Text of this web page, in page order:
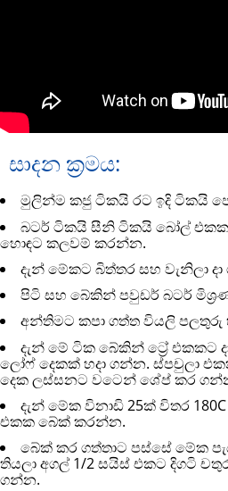
සාදන ක්‍රමය:
මුලින්ම කජු ටිකයි රට ඉදි ටිකයි
බටර් ටිකයි සීනි ටිකයි බෝල්
හොඳට කලවම් කරන්න.
දැන් මේකට බිත්තර සහ වැනිලා
පිටි සහ බේකින් පවුඩර් බටර්
අන්තිමට කපා ගත්ත වියලි පලතුරු
දැන් මේ ටික බේකින් ට්‍රේ එකකට
ලෝෆ් දෙකක් හදා ගන්න. ස්පචුලා
දෙක ලස්සනට වටෙන් ශේප් කර
දැන් මේක විනාඩි 25ක් විතර
එකක බේක් කරන්න.
බේක් කර ගත්තාට පස්සේ මේක
තියලා අගල් 1/2 සයිස් එකට දිගටි
ගන්න.